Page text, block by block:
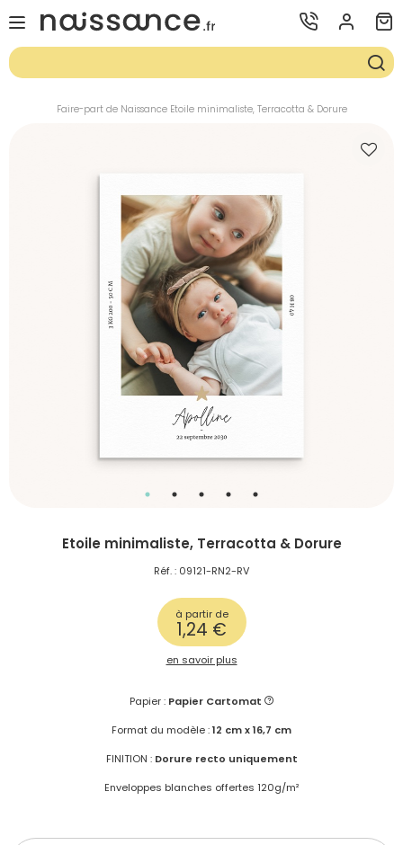
Faire-part de Naissance Etoile minimaliste, Terracotta & Dorure
Etoile minimaliste, Terracotta & Dorure
Réf. : 09121-RN2-RV
à partir de
1,24 €
en savoir plus
Papier :Papier Cartomat
Format du modèle :12 cm x 16,7 cm
FINITION : Dorure recto uniquement
Enveloppes blanches offertes 120g/m²